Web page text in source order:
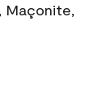
Maçonite,